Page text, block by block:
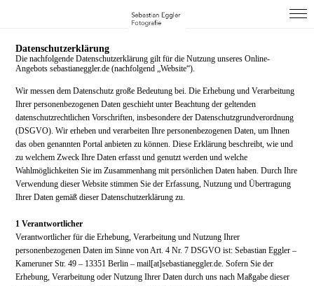
Datenschutzerklärung
Die nachfolgende Datenschutzerklärung gilt für die Nutzung unseres Online-
Angebots sebastianeggler.de (nachfolgend „Website“).
Wir messen dem Datenschutz große Bedeutung bei. Die Erhebung und Verarbeitung
Ihrer personenbezogenen Daten geschieht unter Beachtung der geltenden
datenschutzrechtlichen Vorschriften, insbesondere der Datenschutzgrundverordnung
(DSGVO). Wir erheben und verarbeiten Ihre personenbezogenen Daten, um Ihnen
das oben genannten Portal anbieten zu können. Diese Erklärung beschreibt, wie und
zu welchem Zweck Ihre Daten erfasst und genutzt werden und welche
Wahlmöglichkeiten Sie im Zusammenhang mit persönlichen Daten haben. Durch Ihre
Verwendung dieser Website stimmen Sie der Erfassung, Nutzung und Übertragung
Ihrer Daten gemäß dieser Datenschutzerklärung zu.
1 Verantwortlicher
Verantwortlicher für die Erhebung, Verarbeitung und Nutzung Ihrer
personenbezogenen Daten im Sinne von Art. 4 Nr. 7 DSGVO ist:Sebastian Eggler –
Kameruner Str. 49 – 13351 Berlin – mail[at]sebastianeggler.de.Sofern Sie der
Erhebung, Verarbeitung oder Nutzung Ihrer Daten durch uns nach Maßgabe dieser